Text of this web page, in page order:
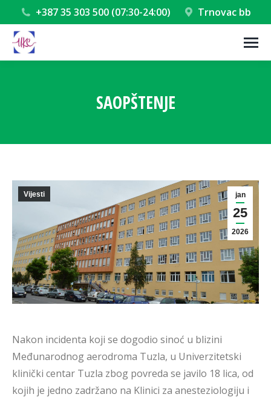
+387 35 303 500 (07:30-24:00) Trnovac bb
SAOPŠTENJE
jan
25
2026
Vijesti
Nakon incidenta koji se dogodio sinoć u blizini
Međunarodnog aerodroma Tuzla, u Univerzitetski
klinički centar Tuzla zbog povreda se javilo 18 lica, od
kojih je jedno zadržano na Klinici za anesteziologiju i